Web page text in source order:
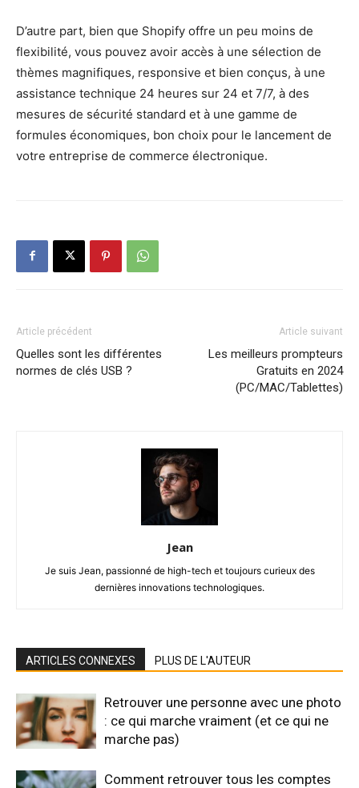
D’autre part, bien que Shopify offre un peu moins de
flexibilité, vous pouvez avoir accès à une sélection de
thèmes magnifiques, responsive et bien conçus, à une
assistance technique 24 heures sur 24 et 7/7, à des
mesures de sécurité standard et à une gamme de
formules économiques, bon choix pour le lancement de
votre entreprise de commerce électronique.
Article précédent
Quelles sont les différentes
normes de clés USB ?
Article suivant
Les meilleurs prompteurs
Gratuits en 2024
(PC/MAC/Tablettes)
Jean
Je suis Jean, passionné de high-tech et toujours curieux des
dernières innovations technologiques.
ARTICLES CONNEXES PLUS DE L'AUTEUR
Retrouver une personne avec une photo
: ce qui marche vraiment (et ce qui ne
marche pas)
Comment retrouver tous les comptes